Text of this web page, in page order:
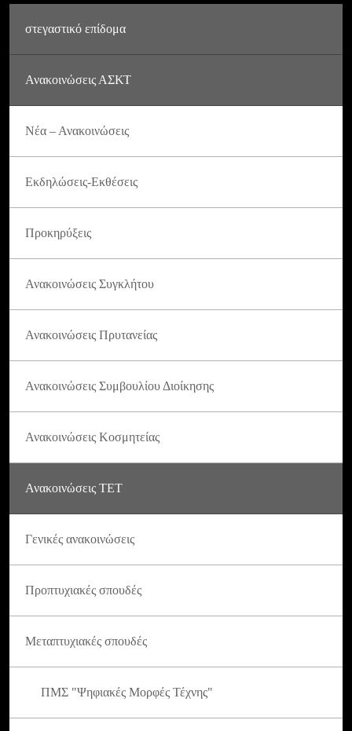
στεγαστικό επίδομα
Ανακοινώσεις ΑΣΚΤ
Νέα – Ανακοινώσεις
Εκδηλώσεις-Εκθέσεις
Προκηρύξεις
Ανακοινώσεις Συγκλήτου
Ανακοινώσεις Πρυτανείας
Ανακοινώσεις Συμβουλίου Διοίκησης
Ανακοινώσεις Κοσμητείας
Ανακοινώσεις ΤΕΤ
Γενικές ανακοινώσεις
Προπτυχιακές σπουδές
Μεταπτυχιακές σπουδές
ΠΜΣ "Ψηφιακές Μορφές Τέχνης"